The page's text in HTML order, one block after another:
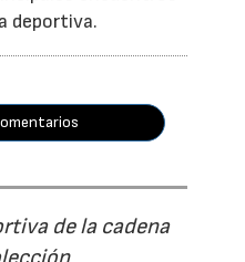
deportiva.
de la cadena